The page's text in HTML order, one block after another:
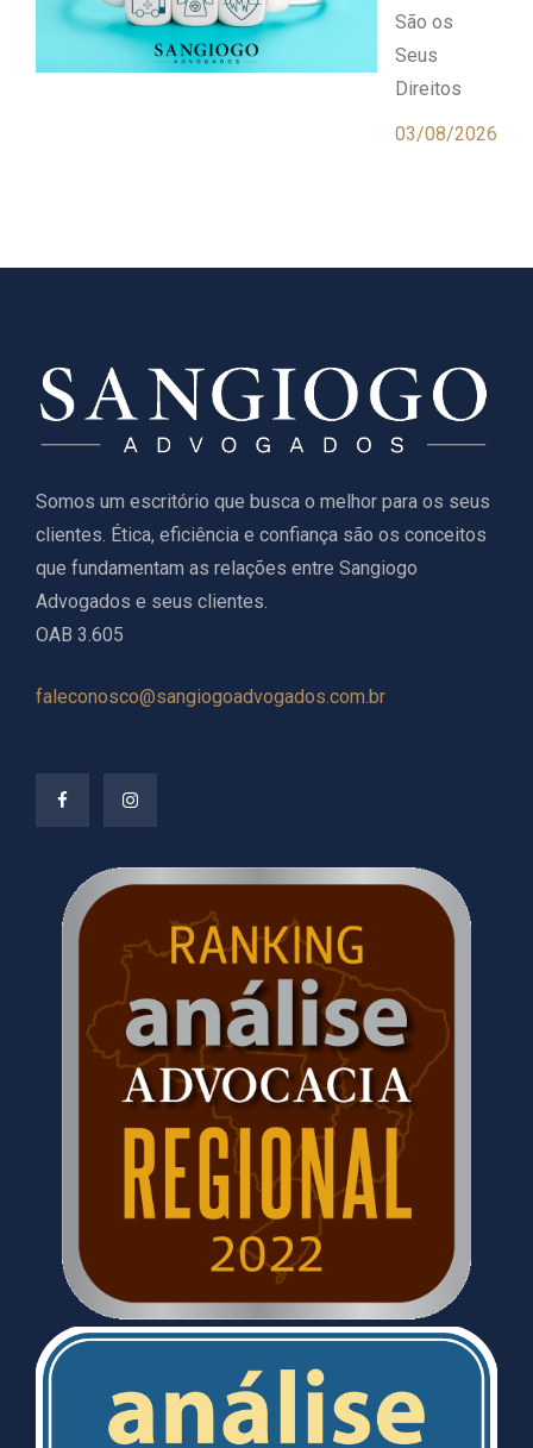
São os
Seus
Direitos
03/08/2026
Somos um escritório que busca o melhor para os seus
clientes. Ética, eficiência e confiança são os conceitos
que fundamentam as relações entre Sangiogo
Advogados e seus clientes.
OAB 3.605
faleconosco@sangiogoadvogados.com.br